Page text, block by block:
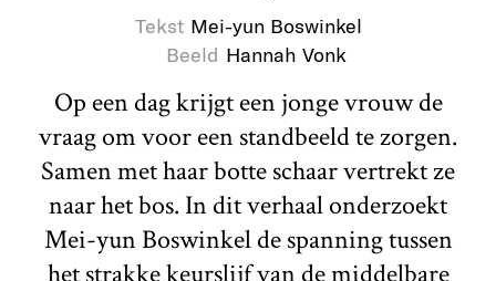
Tekst Mei-yun Boswinkel
Beeld Hannah Vonk
Op een dag krijgt een jonge vrouw de
vraag om voor een standbeeld te zorgen.
Samen met haar botte schaar vertrekt ze
naar het bos. In dit verhaal onderzoekt
Mei-yun Boswinkel de spanning tussen